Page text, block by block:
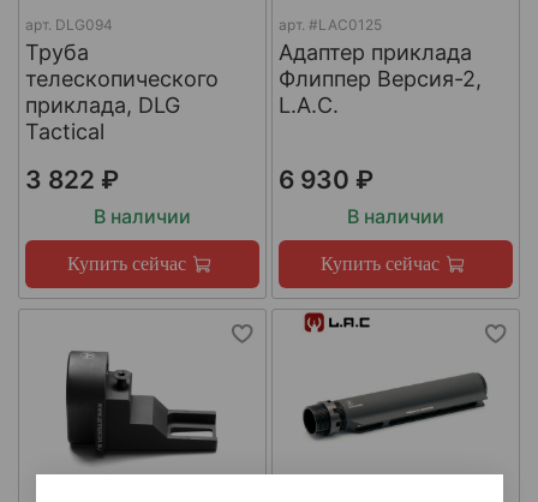
арт. DLG094
Труба
телескопического
приклада, DLG
Tactical
3 822 ₽
В наличии
Купить сейчас
арт. #LAC0125
Адаптер приклада
Флиппер Версия-2,
L.A.C.
6 930 ₽
В наличии
Купить сейчас